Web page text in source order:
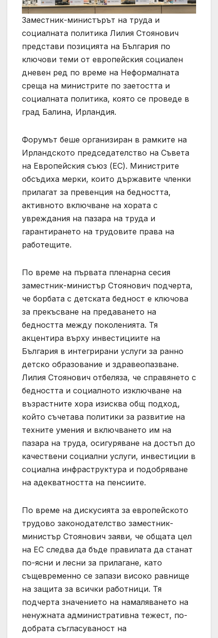
Заместник-министърът на труда и
социалната политика Лилия Стоянович
представи позицията на България по
ключови теми от европейския социален
дневен ред по време на Неформалната
среща на министрите по заетостта и
социалната политика, която се проведе в
град Балина, Ирландия.
Форумът беше организиран в рамките на
Ирландското председателство на Съвета
на Европейския съюз (ЕС). Министрите
обсъдиха мерки, които държавите членки
прилагат за превенция на бедността,
активното включване на хората с
увреждания на пазара на труда и
гарантирането на трудовите права на
работещите.
По време на първата пленарна сесия
заместник-министър Стоянович подчерта,
че борбата с детската бедност е ключова
за прекъсване на предаването на
бедността между поколенията. Тя
акцентира върху инвестициите на
България в интегрирани услуги за ранно
детско образование и здравеопазване.
Лилия Стоянович отбеляза, че справянето с
бедността и социалното изключване на
възрастните хора изисква общ подход,
който съчетава политики за развитие на
техните умения и включването им на
пазара на труда, осигуряване на достъп до
качествени социални услуги, инвестиции в
социална инфраструктура и подобряване
на адекватността на пенсиите.
По време на дискусията за европейското
трудово законодателство заместник-
министър Стоянович заяви, че общата цел
на ЕС следва да бъде правилата да станат
по-ясни и лесни за прилагане, като
същевременно се запази високо равнище
на защита за всички работници. Тя
подчерта значението на намаляването на
ненужната административна тежест, по-
добрата съгласуваност на